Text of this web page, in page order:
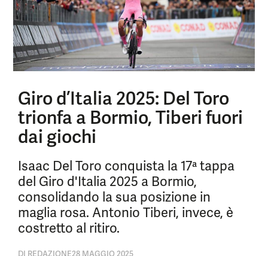
Giro d’Italia 2025: Del Toro
trionfa a Bormio, Tiberi fuori
dai giochi
Isaac Del Toro conquista la 17ª tappa
del Giro d'Italia 2025 a Bormio,
consolidando la sua posizione in
maglia rosa. Antonio Tiberi, invece, è
costretto al ritiro.
DI REDAZIONE28 MAGGIO 2025